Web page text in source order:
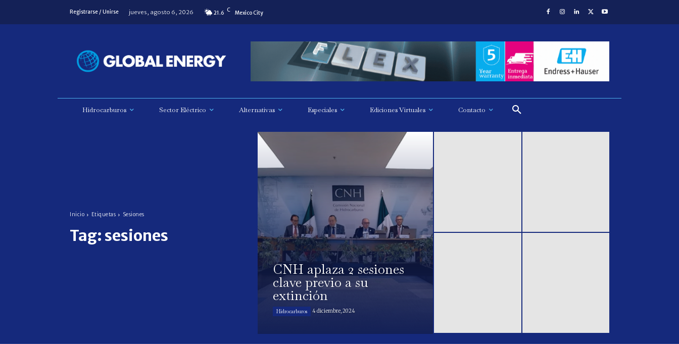
Registrarse / Unirse jueves, agosto 6, 2026 21.6 C Mexico City
Hidrocarburos Sector Eléctrico Alternativas Especiales Ediciones Virtuales Contacto
Inicio Etiquetas Sesiones
Tag: sesiones
CNH aplaza 2 sesiones
clave previo a su
extinción
Hidrocarburos 4 diciembre, 2024